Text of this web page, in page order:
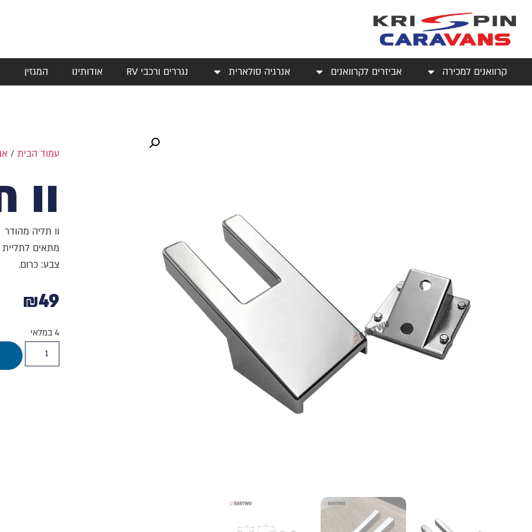
קרוואנים למכירה אביזרים לקרוואנים אנרגיה סולארית נגררים ורכבי RV אודותינו המגזין
עמוד הבית/
וו
וו תליה מהודר
מתאים
צבע: כרום.
₪49
4 במלאי